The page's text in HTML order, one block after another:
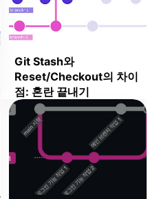
Git Stash와
Reset/Checkout의 차이
점: 혼란 끝내기